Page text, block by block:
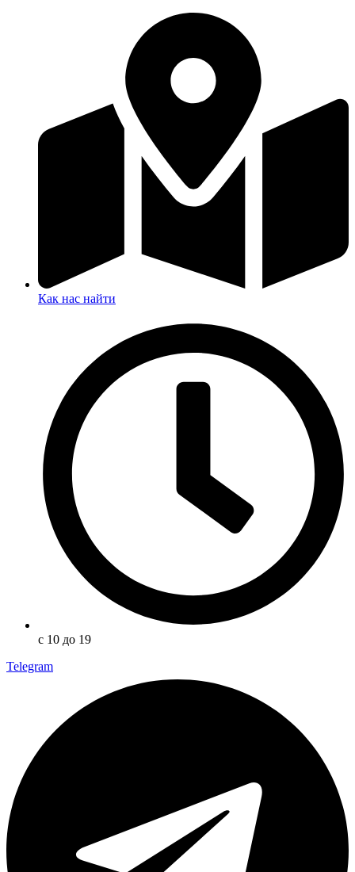
Как нас найти
с 10 до 19
Telegram